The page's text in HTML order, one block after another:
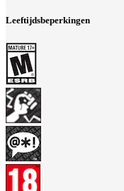
Leeftijdsbeperkingen